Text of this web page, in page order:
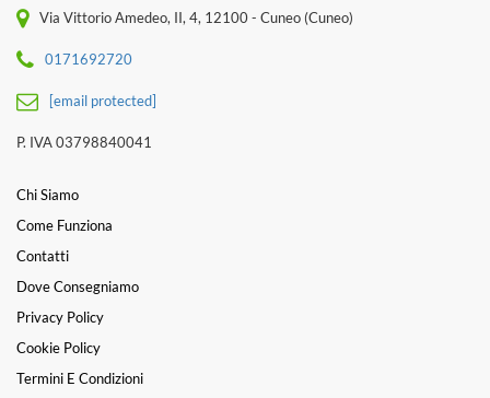
Via Vittorio Amedeo, II, 4, 12100 - Cuneo (Cuneo)
0171692720
[email protected]
P. IVA 03798840041
Chi Siamo
Come Funziona
Contatti
Dove Consegniamo
Privacy Policy
Cookie Policy
Termini E Condizioni